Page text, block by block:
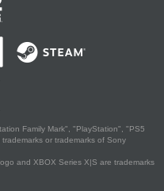
Family Mark", "PlayStation", "PS5
or trademarks of Sony
and XBOX Series X|S are trademarks